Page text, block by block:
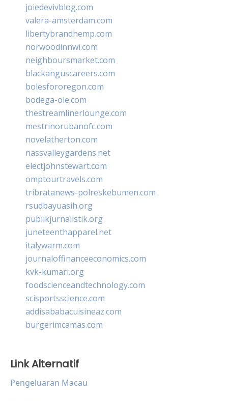
joiedevivblog.com
valera-amsterdam.com
libertybrandhemp.com
norwoodinnwi.com
neighboursmarket.com
blackanguscareers.com
bolesfororegon.com
bodega-ole.com
thestreamlinerlounge.com
mestrinorubanofc.com
novelatherton.com
nassvalleygardens.net
electjohnstewart.com
omptourtravels.com
tribratanews-polreskebumen.com
rsudbayuasih.org
publikjurnalistik.org
juneteenthapparel.net
italywarm.com
journaloffinanceeconomics.com
kvk-kumari.org
foodscienceandtechnology.com
scisportsscience.com
addisababacuisineaz.com
burgerimcamas.com
Link Alternatif
Pengeluaran Macau